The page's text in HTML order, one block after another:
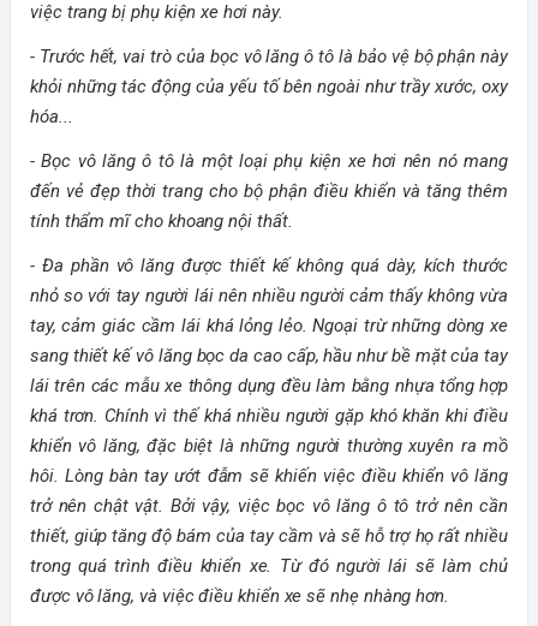
việc trang bị phụ kiện xe hơi này.
- Trước hết, vai trò của bọc vô lăng ô tô là bảo vệ bộ phận này
khỏi những tác động của yếu tố bên ngoài như trầy xước, oxy
hóa...
- Bọc vô lăng ô tô là một loại phụ kiện xe hơi nên nó mang
đến vẻ đẹp thời trang cho bộ phận điều khiển và tăng thêm
tính thẩm mĩ cho khoang nội thất.
- Đa phần vô lăng được thiết kế không quá dày, kích thước
nhỏ so với tay người lái nên nhiều người cảm thấy không vừa
tay, cảm giác cầm lái khá lỏng lẻo. Ngoại trừ những dòng xe
sang thiết kế vô lăng bọc da cao cấp, hầu như bề mặt của tay
lái trên các mẫu xe thông dụng đều làm bằng nhựa tổng hợp
khá trơn. Chính vì thế khá nhiều người gặp khó khăn khi điều
khiển vô lăng, đặc biệt là những người thường xuyên ra mồ
hôi. Lòng bàn tay ướt đẫm sẽ khiến việc điều khiển vô lăng
trở nên chật vật. Bởi vậy, việc bọc vô lăng ô tô trở nên cần
thiết, giúp tăng độ bám của tay cầm và sẽ hỗ trợ họ rất nhiều
trong quá trình điều khiển xe. Từ đó người lái sẽ làm chủ
được vô lăng, và việc điều khiển xe sẽ nhẹ nhàng hơn.